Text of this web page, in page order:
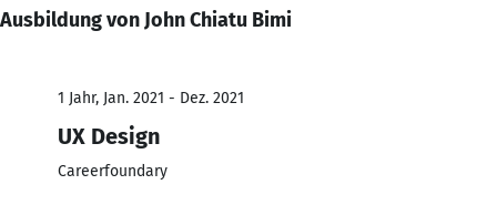
Ausbildung von John Chiatu Bimi
1 Jahr, Jan. 2021 - Dez. 2021
UX Design
Careerfoundary